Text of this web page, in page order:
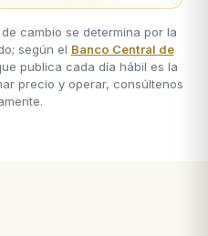
cambio se determina por la
según el Banco Central de
publica cada día hábil es la
precio y operar, consúltenos